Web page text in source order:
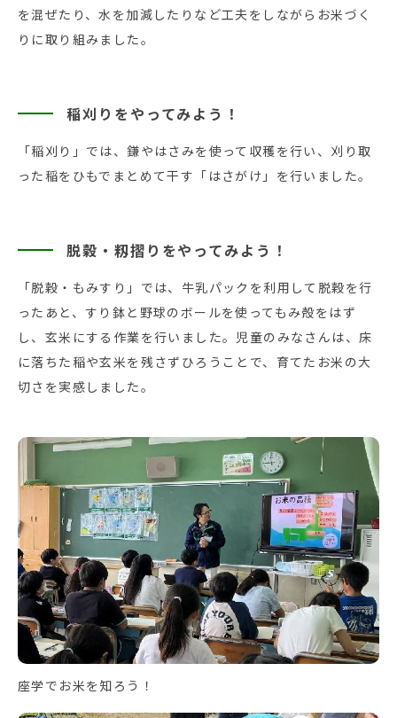
を混ぜたり、水を加減したりなど工夫をしながらお米づく
りに取り組みました。
稲刈りをやってみよう！
「稲刈り」では、鎌やはさみを使って収穫を行い、刈り取
った稲をひもでまとめて干す「はさがけ」を行いました。
脱穀・籾摺りをやってみよう！
「脱穀・もみすり」では、牛乳パックを利用して脱穀を行
ったあと、すり鉢と野球のボールを使ってもみ殻をはず
し、玄米にする作業を行いました。児童のみなさんは、床
に落ちた稲や玄米を残さずひろうことで、育てたお米の大
切さを実感しました。
座学でお米を知ろう！